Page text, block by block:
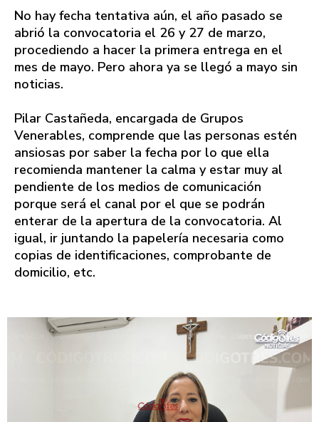
No hay fecha tentativa aún, el año pasado se
abrió la convocatoria el 26 y 27 de marzo,
procediendo a hacer la primera entrega en el
mes de mayo. Pero ahora ya se llegó a mayo sin
noticias.
Pilar Castañeda, encargada de Grupos
Venerables, comprende que las personas estén
ansiosas por saber la fecha por lo que ella
recomienda mantener la calma y estar muy al
pendiente de los medios de comunicación
porque será el canal por el que se podrán
enterar de la apertura de la convocatoria. Al
igual, ir juntando la papelería necesaria como
copias de identificaciones, comprobante de
domicilio, etc.